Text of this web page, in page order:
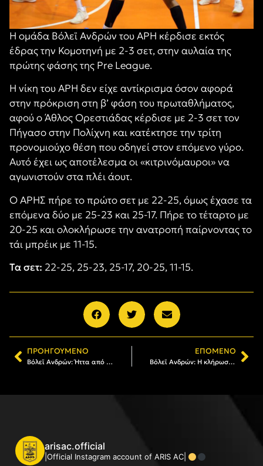
Η ομάδα Βόλεϊ Ανδρών του ΑΡΗ κέρδισε εκτός
έδρας την Κομοτηνή με 2-3 σετ, στην αυλαία της
πρώτης φάσης της Pre League.
Η νίκη του ΑΡΗ δεν είχε αντίκρισμα όσον αφορά
στην πρόκριση στη β’ φάση του πρωταθλήματος,
αφού ο Άθλος Ορεστιάδας κέρδισε με 2-3 σετ τον
Πήγασο στην Πολίχνη και κατέκτησε την τρίτη
προνομιούχο θέση που οδηγεί στον επόμενο γύρο.
Αυτό έχει ως αποτέλεσμα οι «κιτρινόμαυροι» να
αγωνιστούν στα πλέι άουτ.
Ο ΑΡΗΣ πήρε το πρώτο σετ με 22-25, όμως έχασε τα
επόμενα δύο με 25-23 και 25-17. Πήρε το τέταρτο με
20-25 και ολοκλήρωσε την ανατροπή παίρνοντας το
τάι μπρέικ με 11-15.
Τα σετ: 22-25, 25-23, 25-17, 20-25, 11-15.
ΠΡΟΗΓΟΎΜΕΝΟ
Βόλεϊ Ανδρών: Ήττα από τον Αριστοτέλη Σκύδρας (1-3)
ΕΠΌΜΕΝΟ
Βόλεϊ Ανδρών: Η κλήρωση και το πρόγραμμα του ΑΡΗ στη Β’ Φάση
arisac.official
|Official Instagram account of ARIS AC|